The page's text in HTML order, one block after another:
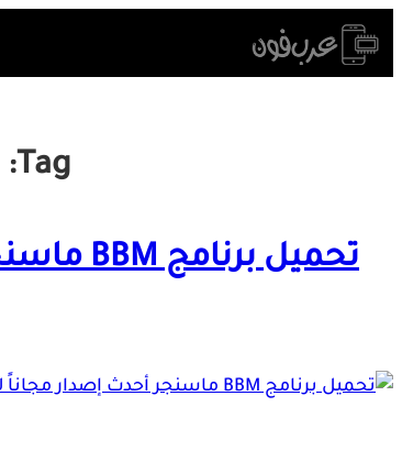
Skip
to
Tag:
تحميل برنامج BBM ماسنجر أحدث إصدار مجاناً للأندرويد وللأيفون